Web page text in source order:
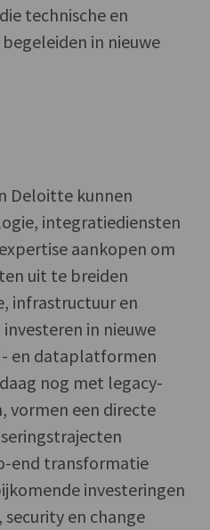
technische en
in nieuwe
Deloitte kunnen
integratiediensten
aankopen om
uit te breiden
infrastructuur en
in nieuwe
en dataplatformen
nog met legacy-
vormen een directe
end transformatie
investeringen
en change